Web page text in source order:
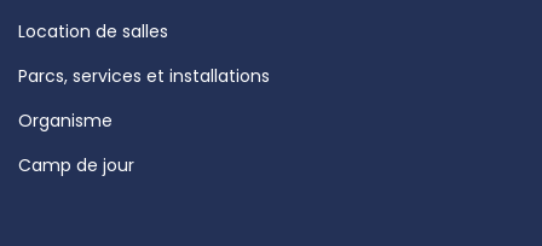
Location de salles
Parcs, services et installations
Organisme
Camp de jour